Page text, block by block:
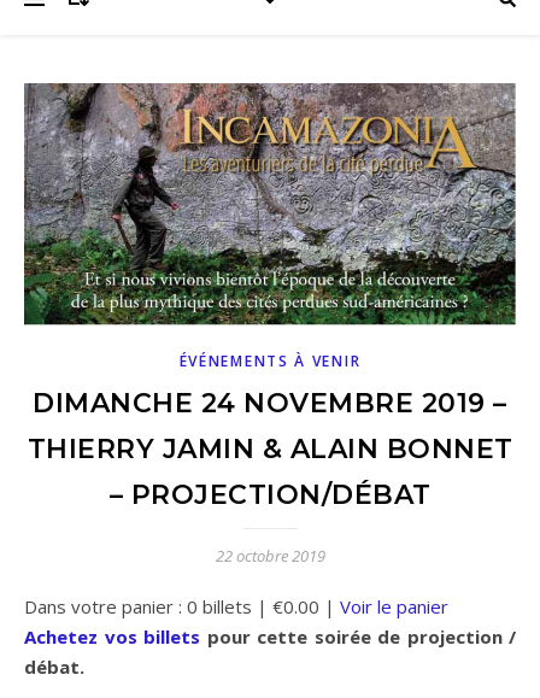
ÉVÉNEMENTS À VENIR
DIMANCHE 24 NOVEMBRE 2019 –
THIERRY JAMIN & ALAIN BONNET
– PROJECTION/DÉBAT
22 octobre 2019
Dans votre panier : 0 billets | €0.00 | Voir le panier
Achetez vos billets pour cette soirée de projection /
débat.